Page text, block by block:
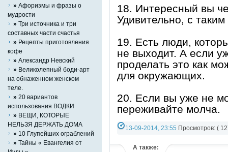
18. Интересный вы
Удивительно, с
19. Есть люди,
не выходит. А если
проделать это как
для окружающих.
20. Если вы уже не
переживайте молча.
13-09-2014, 23:55 Просмотров: (
А также:
» Афоризмы и фразы о
мудрости
» Три источника и три
составных части счастья
» Рецепты приготовления
кофе
» Александр Невский
» Великолепный боди-арт
на обнаженном женском
теле.
» 20 вариантов
использования ВОДКИ
» ВЕЩИ, КОТОРЫЕ
НЕЛЬЗЯ ДЕРЖАТЬ ДОМА
» 10 Глупейших ограблений
» Тайны « Евангелия от